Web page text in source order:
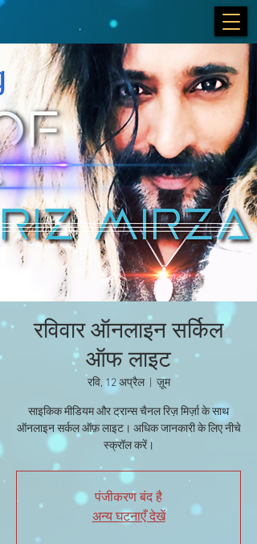
रविवार ऑनलाइन सर्किल
ऑफ लाइट
रवि, 12 अप्रैल
  |
ज़ूम
साइकिक मीडियम और ट्रान्स चैनल रिज़ मिर्ज़ा के साथ
ऑनलाइन सर्कल ऑफ़ लाइट। अधिक जानकारी के लिए नीचे
स्क्रॉल करें।
पंजीकरण बंद है
अन्य घटनाएँ देखें